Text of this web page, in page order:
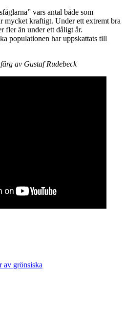
vars antal både som
mycket kraftigt. Under ett extremt bra
fler än under ett dåligt år.
populationen har uppskattats till
av Gustaf Rudebeck
av grönsiska